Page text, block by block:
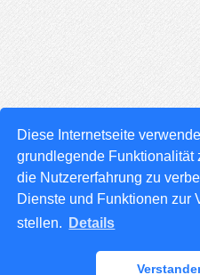
Diese Internetseite
grundlegende Funktionalität
die Nutzererfahrung zu
Dienste und Funktionen zur
stellen.
Details